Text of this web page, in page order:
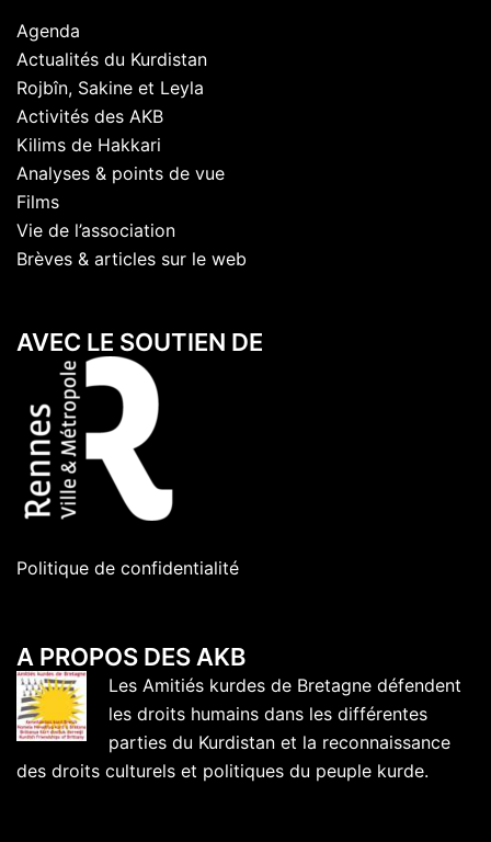
Agenda
Actualités du Kurdistan
Rojbîn, Sakine et Leyla
Activités des AKB
Kilims de Hakkari
Analyses & points de vue
Films
Vie de l’association
Brèves & articles sur le web
AVEC LE SOUTIEN DE
Politique de confidentialité
A PROPOS DES AKB
Les Amitiés kurdes de Bretagne défendent
les droits humains dans les différentes
parties du Kurdistan et la reconnaissance
des droits culturels et politiques du peuple kurde.